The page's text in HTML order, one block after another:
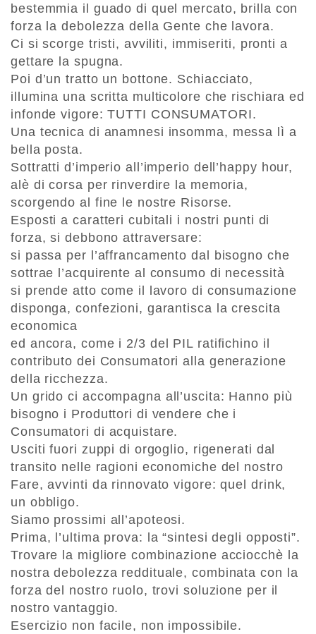
bestemmia il guado di quel mercato, brilla con
forza la debolezza della Gente che lavora.
Ci si scorge tristi, avviliti, immiseriti, pronti a
gettare la spugna.
Poi d’un tratto un bottone. Schiacciato,
illumina una scritta multicolore che rischiara ed
infonde vigore: TUTTI CONSUMATORI.
Una tecnica di anamnesi insomma, messa lì a
bella posta.
Sottratti d’imperio all’imperio dell’happy hour,
alè di corsa per rinverdire la memoria,
scorgendo al fine le nostre Risorse.
Esposti a caratteri cubitali i nostri punti di
forza, si debbono attraversare:
si passa per l’affrancamento dal bisogno che
sottrae l’acquirente al consumo di necessità
si prende atto come il lavoro di consumazione
disponga, confezioni, garantisca la crescita
economica
ed ancora, come i 2/3 del PIL ratifichino il
contributo dei Consumatori alla generazione
della ricchezza.
Un grido ci accompagna all’uscita: Hanno più
bisogno i Produttori di vendere che i
Consumatori di acquistare.
Usciti fuori zuppi di orgoglio, rigenerati dal
transito nelle ragioni economiche del nostro
Fare, avvinti da rinnovato vigore: quel drink,
un obbligo.
Siamo prossimi all’apoteosi.
Prima, l’ultima prova: la “sintesi degli opposti”.
Trovare la migliore combinazione acciocchè la
nostra debolezza reddituale, combinata con la
forza del nostro ruolo, trovi soluzione per il
nostro vantaggio.
Esercizio non facile, non impossibile.